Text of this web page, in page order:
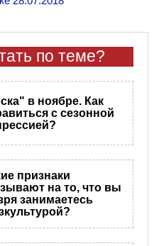
по теме?
в ноябре. Как
с сезонной
признаки
на то, что вы
занимаетесь